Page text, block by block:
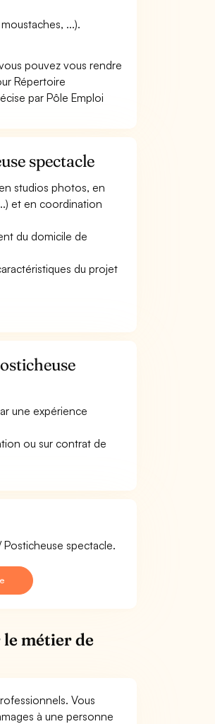
...).
pouvez vous rendre
Répertoire
par Pôle Emploi
spectacle
studios photos, en
et en coordination
du domicile de
du projet
une expérience
ou sur contrat de
spectacle.
métier de
Vous
à une personne